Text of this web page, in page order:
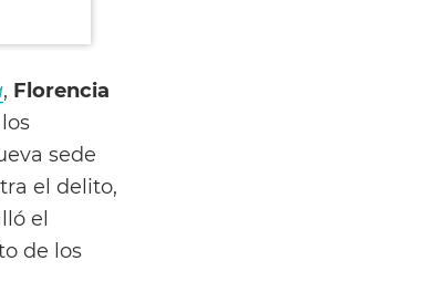
, Florencia
sede
el delito,
el
de los